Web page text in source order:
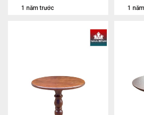
1 năm trước 1